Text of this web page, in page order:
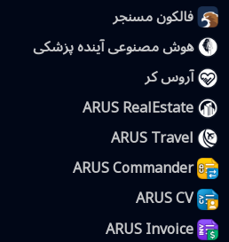
فالکون مسنجر
هوش مصنوعی آینده پزشکی
آروس کر
ARUS RealEstate
ARUS Travel
ARUS Commander
ARUS CV
ARUS Invoice